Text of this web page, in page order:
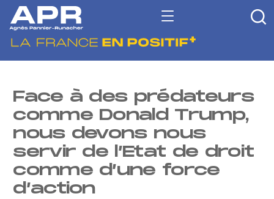
Face à des prédateurs
comme Donald Trump,
nous devons nous
servir de l’Etat de droit
comme d’une force
d’action